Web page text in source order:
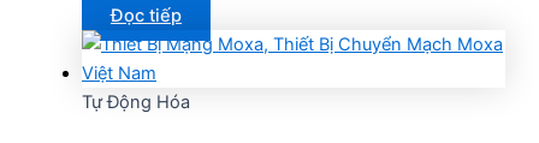
Đọc tiếp
Tự Động Hóa